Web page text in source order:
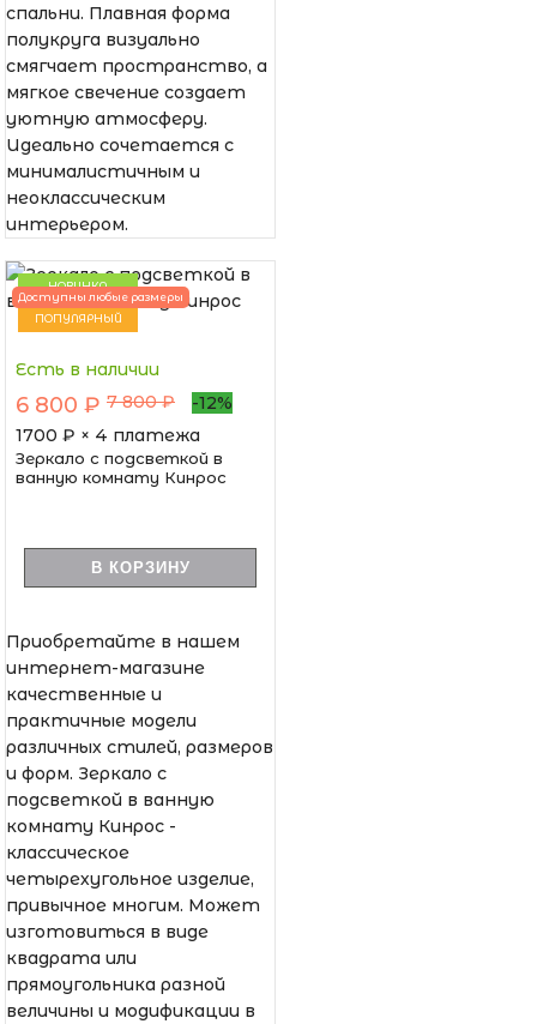
спальни. Плавная форма
полукруга визуально
смягчает пространство, а
мягкое свечение создает
уютную атмосферу.
Идеально сочетается с
минималистичным и
неоклассическим
интерьером.
НОВИНКА
ПОПУЛЯРНЫЙ
Доступны любые размеры
Есть в наличии
6 800 ₽ 7 800 ₽
-12%
1700 ₽ × 4 платежа
Зеркало с подсветкой в
ванную комнату Кинрос
В КОРЗИНУ
Приобретайте в нашем
интернет-магазине
качественные и
практичные модели
различных стилей, размеров
и форм. Зеркало с
подсветкой в ванную
комнату Кинрос -
классическое
четырехугольное изделие,
привычное многим. Может
изготовиться в виде
квадрата или
прямоугольника разной
величины и модификации в